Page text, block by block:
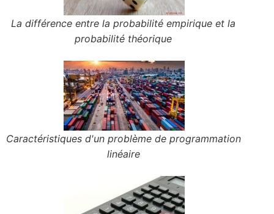
La différence entre la probabilité empirique et la
probabilité théorique
Caractéristiques d'un problème de programmation
linéaire